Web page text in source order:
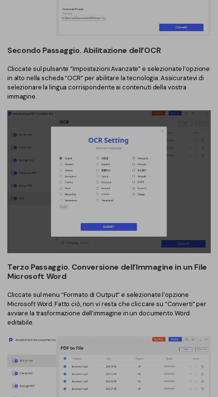
Secondo Passaggio. Abilitazione dell’OCR
Cliccate sul pulsante “Impostazioni Avanzate” e selezionate l’opzione
in alto nella scheda “OCR” per abilitare la tecnologia. Assicuratevi di
selezionare la lingua corrispondente ai contenuti della vostra
immagine.
Terzo Passaggio. Conversione dell’Immagine in un File
Microsoft Word
Cliccate sul menu “Formato di Output” e selezionate l’opzione
Microsoft Word. Fatto ciò, non vi resta che cliccare su “Converti” per
avviare la trasformazione dell’immagine in un documento Word
editabile.